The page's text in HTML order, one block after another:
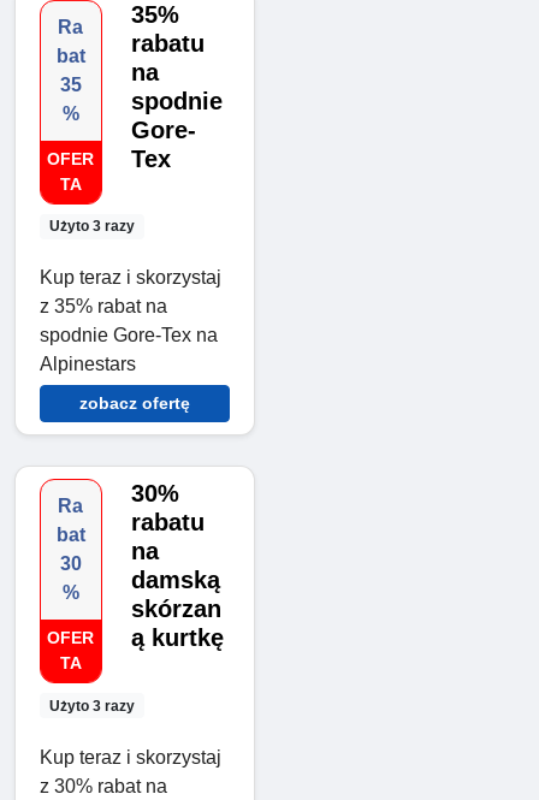
Ra
bat
35
%
OFER
TA
Użyto 3 razy
35%
rabatu
na
spodnie
Gore-
Tex
Kup teraz i skorzystaj
z 35% rabat na
spodnie Gore-Tex na
Alpinestars
zobacz ofertę
Ra
bat
30
%
OFER
TA
Użyto 3 razy
30%
rabatu
na
damską
skórzan
ą kurtkę
Kup teraz i skorzystaj
z 30% rabat na